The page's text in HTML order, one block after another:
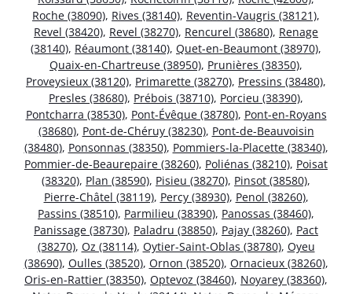
Roche (38090), Rives (38140), Reventin-Vaugris (38121),
Revel (38420), Revel (38270), Rencurel (38680), Renage
(38140), Réaumont (38140), Quet-en-Beaumont (38970),
Quaix-en-Chartreuse (38950), Prunières (38350),
Proveysieux (38120), Primarette (38270), Pressins (38480),
Presles (38680), Prébois (38710), Porcieu (38390),
Pontcharra (38530), Pont-Évêque (38780), Pont-en-Royans
(38680), Pont-de-Chéruy (38230), Pont-de-Beauvoisin
(38480), Ponsonnas (38350), Pommiers-la-Placette (38340),
Pommier-de-Beaurepaire (38260), Poliénas (38210), Poisat
(38320), Plan (38590), Pisieu (38270), Pinsot (38580),
Pierre-Châtel (38119), Percy (38930), Penol (38260),
Passins (38510), Parmilieu (38390), Panossas (38460),
Panissage (38730), Paladru (38850), Pajay (38260), Pact
(38270), Oz (38114), Oytier-Saint-Oblas (38780), Oyeu
(38690), Oulles (38520), Ornon (38520), Ornacieux (38260),
Oris-en-Rattier (38350), Optevoz (38460), Noyarey (38360),